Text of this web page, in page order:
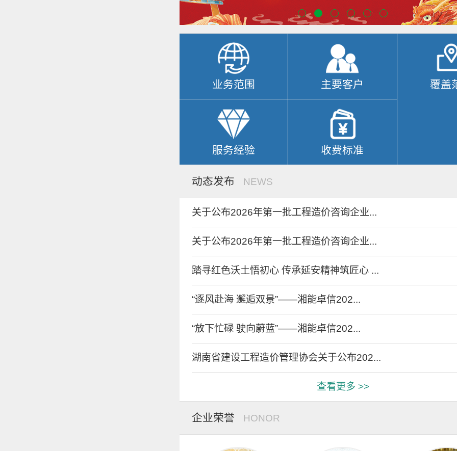
业务范围 主要客户 覆盖
服务经验 收费标准
动态发布 NEWS
关于公布2026年第一批工程造价咨询企业...
关于公布2026年第一批工程造价咨询企业...
踏寻红色沃土悟初心 传承延安精神筑匠心 ...
“逐风赴海 邂逅双景”——湘能卓信202...
“放下忙碌 驶向蔚蓝”——湘能卓信202...
湖南省建设工程造价管理协会关于公布202...
查看更多 >>
企业荣誉 HONOR